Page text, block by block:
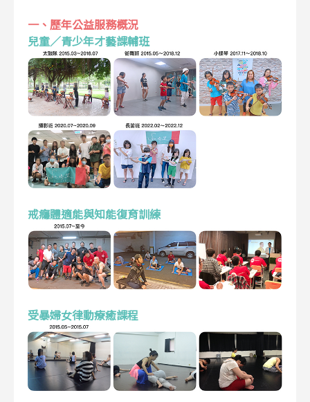
一、歷年公益服務概況
兒童／青少年才藝課輔班
戒癮體適能與知能復育訓練
受暴婦女律動療癒課程